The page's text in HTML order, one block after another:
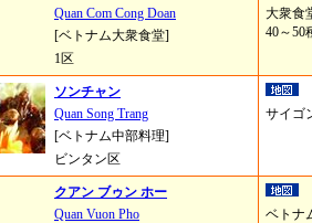
Quan Com Cong Doan
[ベトナム大衆食堂]
1区
大衆食
40～50
ソンチャン
Quan Song Trang
[ベトナム中部料理]
ビンタン区
サイゴ
クアン ブゥン ホー
Quan Vuon Pho
ベトナ